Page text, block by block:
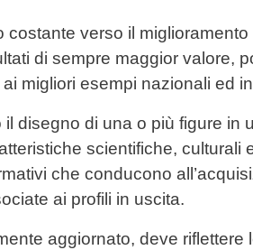
costante verso il
di sempre maggior valore,
migliori esempi nazionali ed
disegno di una o più figure in
scientifiche, culturali
che conducono
ai profili in uscita.
aggiornato, deve riflettere